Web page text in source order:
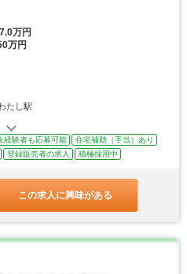
万円
万円
たし駅
経験者も応募可能
住宅補助（手当）あり
登録販売者の求人 積極採用中
この求人に興味がある